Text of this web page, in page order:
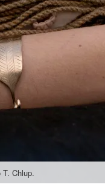
Chlup.